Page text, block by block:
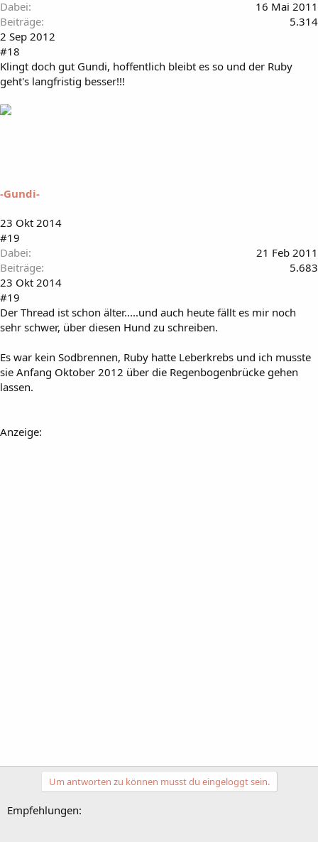
Dabei
16 Mai 2011
Beiträge
5.314
2 Sep 2012
#18
Klingt doch gut Gundi, hoffentlich bleibt es so und der Ruby
geht's langfristig besser!!!
-Gundi-
23 Okt 2014
#19
Dabei
21 Feb 2011
Beiträge
5.683
23 Okt 2014
#19
Der Thread ist schon älter.....und auch heute fällt es mir noch
sehr schwer, über diesen Hund zu schreiben.
Es war kein Sodbrennen, Ruby hatte Leberkrebs und ich musste
sie Anfang Oktober 2012 über die Regenbogenbrücke gehen
lassen.
Anzeige:
Um antworten zu können musst du eingeloggt sein.
Empfehlungen: